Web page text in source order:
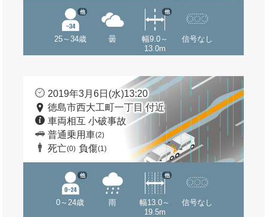
25～34歳
他
曇
幅9.0～
13.0m
他
信号なし
2019年3月6日(水)13:20
徳島市西大工町一丁目 付近
車両相互 小破事故
普通乗用車(2)
死亡(0) 負傷(1)
0～24歳
他
雨
幅13.0～
19.5m
他
信号なし